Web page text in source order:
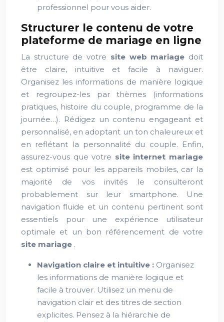
professionnel pour vous aider.
Structurer le contenu de votre
plateforme de mariage en ligne
La structure de votre site web mariage doit
être claire, intuitive et facile à naviguer.
Organisez les informations de manière logique
et regroupez-les par thèmes (informations
pratiques, histoire du couple, programme de la
journée…). Rédigez un contenu engageant et
personnalisé, en adoptant un ton chaleureux et
en reflétant la personnalité du couple. Enfin,
assurez-vous que votre site internet mariage
est optimisé pour les appareils mobiles, car la
majorité de vos invités le consulteront
probablement sur leur smartphone. Une
navigation fluide et un contenu pertinent sont
essentiels pour une expérience utilisateur
optimale et un bon référencement de votre
site mariage .
Navigation claire et intuitive : Organisez
les informations de manière logique et
facile à trouver. Utilisez un menu de
navigation clair et des titres de section
explicites. Pensez à la hiérarchie de